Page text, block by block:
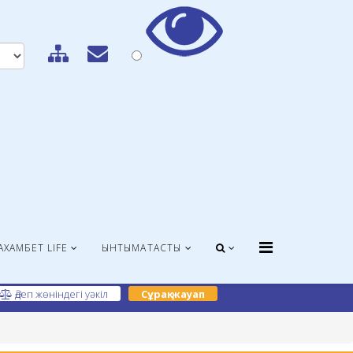
LIFE ЫНТЫМАҚТАСТЫҚ
Әдеп жөніндегі уәкіл Сұрақ-жауап